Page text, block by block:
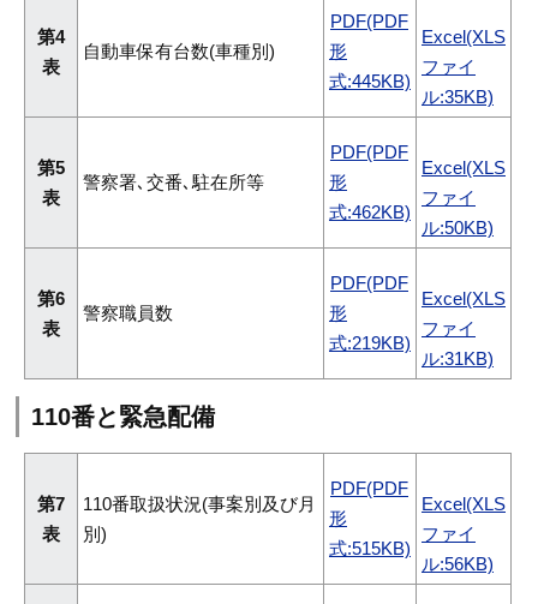
第4
表
自動車保有台数(車種別)
PDF(PDF
形
式:445KB)
Excel(XLS
ファイ
ル:35KB)
第5
表
警察署､交番､駐在所等
PDF(PDF
形
式:462KB)
Excel(XLS
ファイ
ル:50KB)
第6
表
警察職員数
PDF(PDF
形
式:219KB)
Excel(XLS
ファイ
ル:31KB)
110番と緊急配備
第7
表
110番取扱状況(事案別及び月
別)
PDF(PDF
形
式:515KB)
Excel(XLS
ファイ
ル:56KB)